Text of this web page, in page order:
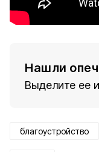
Нашли
Выделите ее
благоустройство